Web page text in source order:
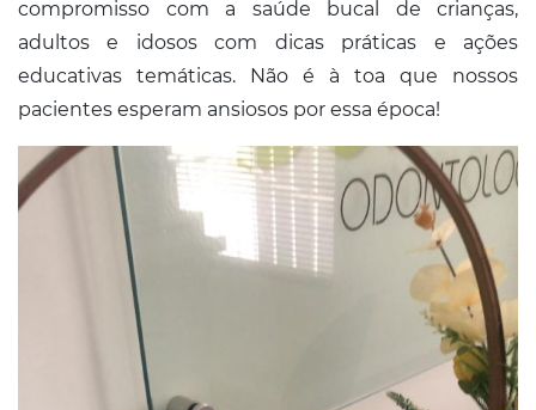
compromisso com a saúde bucal de crianças,
adultos e idosos com dicas práticas e ações
educativas temáticas. Não é à toa que nossos
pacientes esperam ansiosos por essa época!